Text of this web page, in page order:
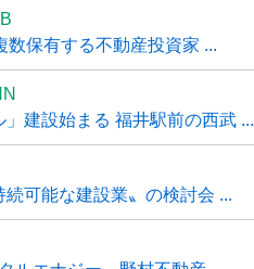
保有する不動産投資家 ...
建設始まる 福井駅前の西武 ...
可能な建設業〟の検討会 ...